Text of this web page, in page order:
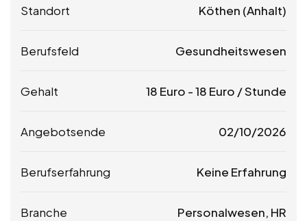
Standort Köthen (Anhalt)
Berufsfeld Gesundheitswesen
Gehalt 18 Euro -18 Euro / Stunde
Angebotsende 02/10/2026
Berufserfahrung Keine Erfahrung
Branche Personalwesen, HR